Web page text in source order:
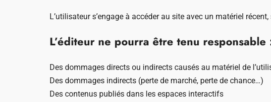
L’utilisateur s’engage à accéder au site avec un matériel
L’éditeur ne pourra être tenu responsable
Des dommages directs ou indirects causés au matériel de
Des dommages indirects (perte de marché, perte de chance…)
Des contenus publiés dans les espaces interactifs